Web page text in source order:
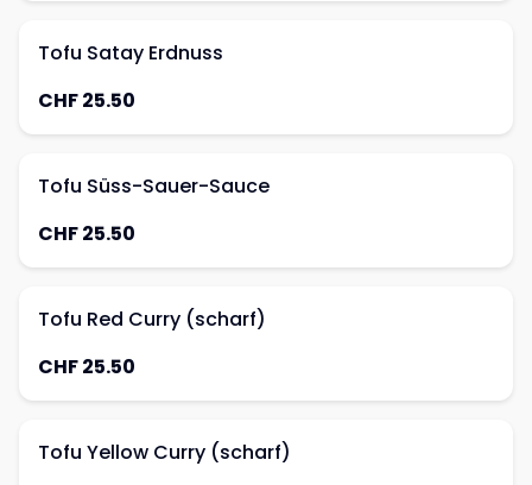
Tofu Satay Erdnuss
CHF 25.50
Tofu Süss-Sauer-Sauce
CHF 25.50
Tofu Red Curry (scharf)
CHF 25.50
Tofu Yellow Curry (scharf)